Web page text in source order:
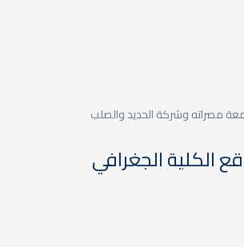
مصراته وشركة الحديد والصلب
الكلية الجغرافي